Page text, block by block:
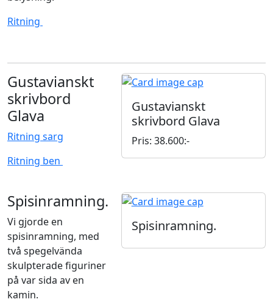
Ritning
Gustavianskt
skrivbord
Glava
Ritning sarg
Ritning ben
Gustavianskt
skrivbord Glava
Pris: 38.600:-
Spisinramning.
Vi gjorde en
spisinramning, med
två spegelvända
skulpterade figuriner
på var sida av en
kamin.
Spisinramning.